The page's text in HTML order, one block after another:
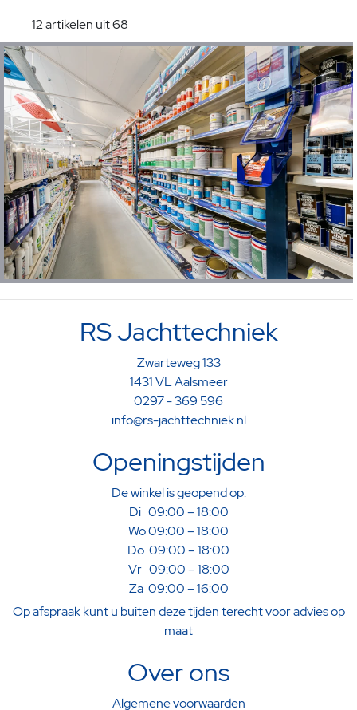
12 artikelen uit 68
RS Jachttechniek
Zwarteweg 133
1431 VL Aalsmeer
0297 - 369 596
info@rs-jachttechniek.nl
Openingstijden
De winkel is geopend op:
Di 09:00 – 18:00
Wo 09:00 – 18:00
Do 09:00 – 18:00
Vr 09:00 – 18:00
Za 09:00 – 16:00
Op afspraak kunt u buiten deze tijden terecht voor advies op
maat
Over ons
Algemene voorwaarden